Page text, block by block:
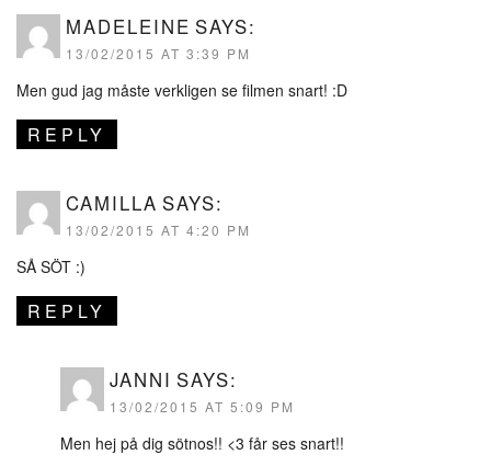
MADELEINE SAYS:
13/02/2015 AT 3:39 PM
Men gud jag måste verkligen se filmen snart! :D
REPLY
CAMILLA SAYS:
13/02/2015 AT 4:20 PM
SÅ SÖT :)
REPLY
JANNI SAYS:
13/02/2015 AT 5:09 PM
Men hej på dig sötnos!! <3 får ses snart!!